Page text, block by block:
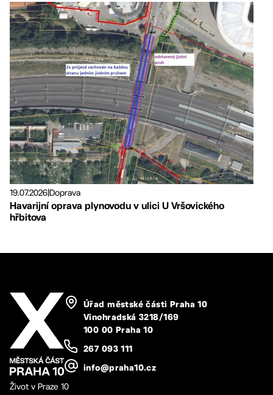
19.07.2026Doprava
Havarijní oprava plynovodu v ulici U Vršovického
hřbitova
Úřad městské části Praha 10
Vinohradská 3218/169
100 00 Praha 10
267 093 111
info@praha10.cz
Život v Praze 10